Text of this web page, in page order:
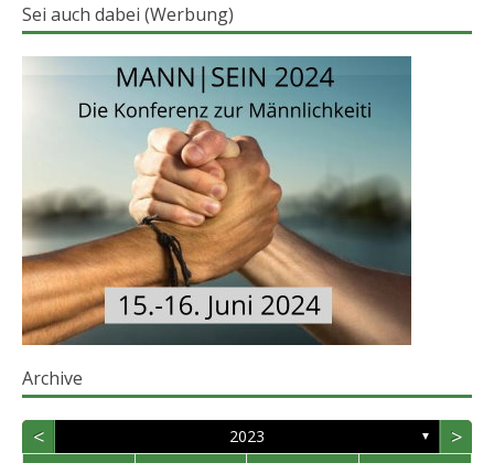
Sei auch dabei (Werbung)
Archive
< 2023 ▼ >